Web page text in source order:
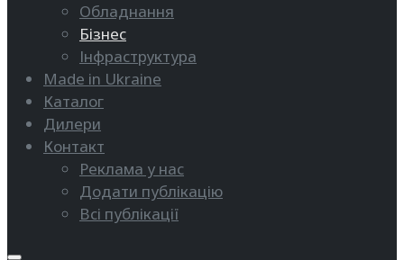
Обладнання
Бізнес
Інфраструктура
Made in Ukraine
Каталог
Дилери
Контакт
Реклама у нас
Додати публікацію
Всі публікації